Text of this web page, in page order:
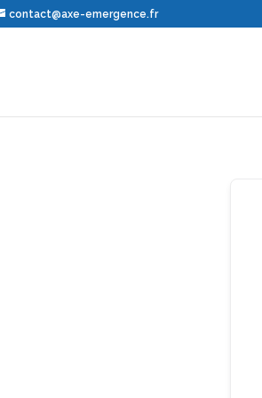
contact@axe-emergence.fr